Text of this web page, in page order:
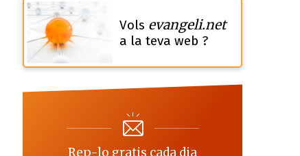
Vols evangeli.net
a la teva web ?
Rep-lo gratis cada dia